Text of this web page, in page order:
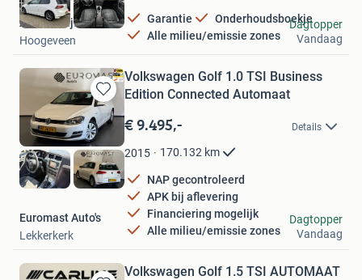
Garantie
Onderhoudsboekje
Alle milieu/emissie zones
Autobedrijf DVH
Hoogeveen
Dagtopper
Vandaag
Bewaren
in
Mijn
Favorieten
Volkswagen Golf 1.0 TSI Business
Edition Connected Automaat
€ 9.495,- Details
2015 170.132 km
NAP gecontroleerd
APK bij aflevering
Financiering mogelijk
Alle milieu/emissie zones
Euromast Auto's
Lekkerkerk
Dagtopper
Vandaag
Volkswagen Golf 1.5 TSI AUTOMAAT